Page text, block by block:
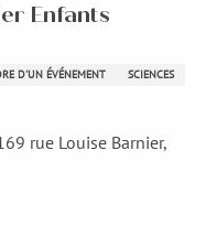
Enfants
D'UN ÉVÉNEMENT SCIENCES
rue Louise Barnier,